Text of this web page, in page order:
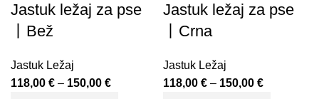
Jastuk ležaj za pse
丨Bež
Jastuk Ležaj
118,00 € – 150,00 €
Jastuk ležaj za pse
丨Crna
Jastuk Ležaj
118,00 € – 150,00 €